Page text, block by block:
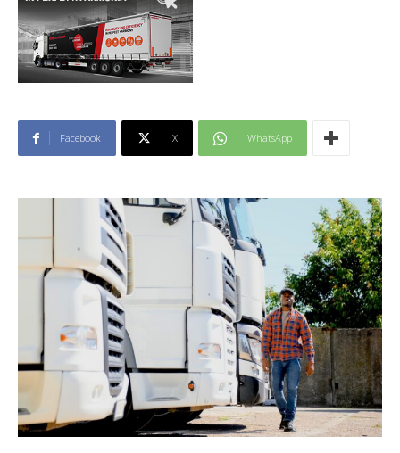
Facebook X WhatsApp